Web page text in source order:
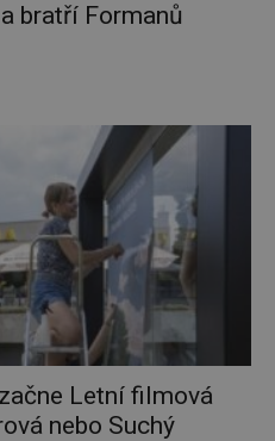
bratří Formanů
Letní filmová
nebo Suchý